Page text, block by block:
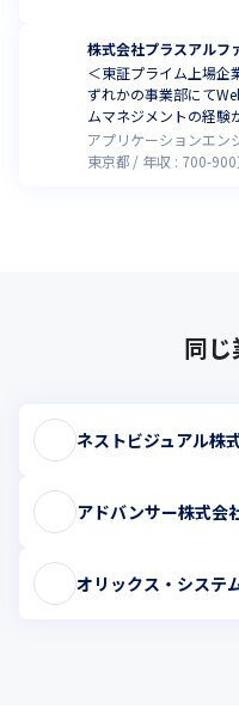
株式会社プラスアルフ
＜東証プライム上場企
ずれかの事業部にて
ムマネジメントの経験
アプリケーションエン
東京都
年収 : 700-900
同
ネストビジュアル株
アドバンサー株式会
オリックス・システ